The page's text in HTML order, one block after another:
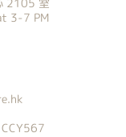
3-7 PM